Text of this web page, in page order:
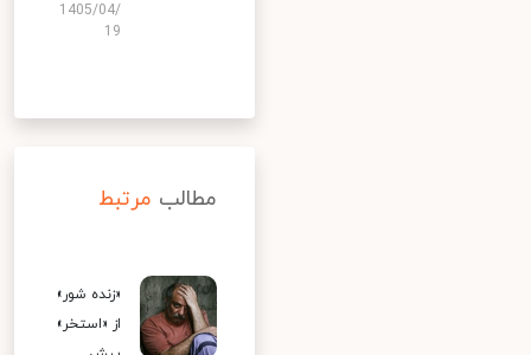
1405/04/
19
مطالب مرتبط
«زنده شور»
از «استخر»